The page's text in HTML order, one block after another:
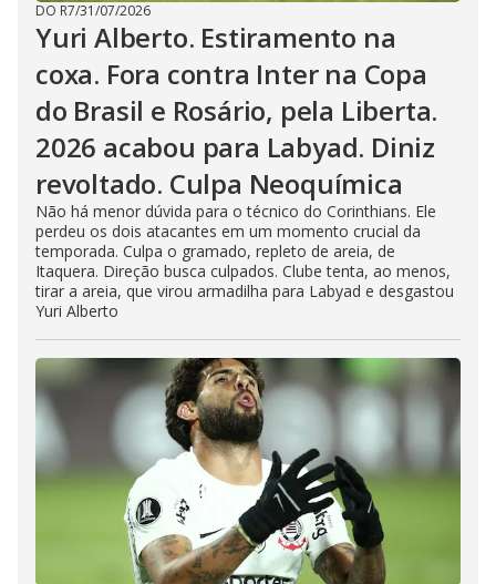
DO R7/31/07/2026
Yuri Alberto. Estiramento na
coxa. Fora contra Inter na Copa
do Brasil e Rosário, pela Liberta.
2026 acabou para Labyad. Diniz
revoltado. Culpa Neoquímica
Não há menor dúvida para o técnico do Corinthians. Ele
perdeu os dois atacantes em um momento crucial da
temporada. Culpa o gramado, repleto de areia, de
Itaquera. Direção busca culpados. Clube tenta, ao menos,
tirar a areia, que virou armadilha para Labyad e desgastou
Yuri Alberto